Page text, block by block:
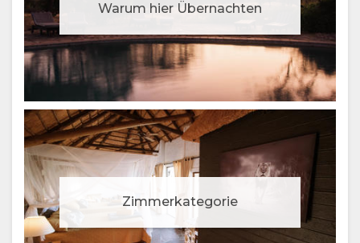
Warum hier Übernachten
Zimmerkategorie